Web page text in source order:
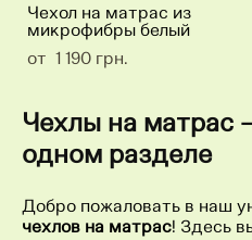
Чехол на матрас из
микрофибры белый
от 1 190 грн.
Чехлы на матрас
одном разделе
Добро пожаловать в наш
чехлов на матрас! Здесь